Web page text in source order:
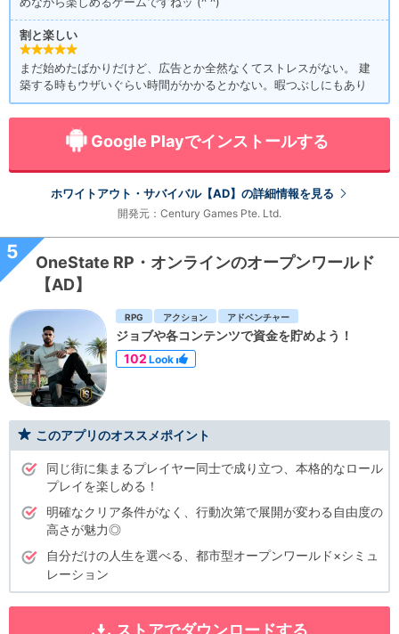
割と楽しい
まだ始めたばかりだけど、広告とか全然なくてストレスがない。 建
築する時もウザいぐらい時間がかかるとかない。暇つぶしにもあり
Google Playでインストールする
ホワイトアウト・サバイバル【AD】の詳細情報を見る
開発元：Century Games Pte. Ltd.
5
OneState RP・オンラインのオープンワールド
【AD】
RPG アクション アドベンチャー
ジョブや各コンテンツで資金を貯めよう！
102 Look
このアプリのオススメポイント
同じ街に集まるプレイヤー同士で成り立つ、本格的なロール
プレイを楽しめる！
明確なクリア条件がなく、行動次第で展開が変わる自由度の
高さが魅力◎
自分だけの人生を選べる、都市型オープンワールド×シミュ
レーション